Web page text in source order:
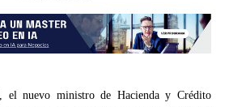
el nuevo ministro de Hacienda y Crédito